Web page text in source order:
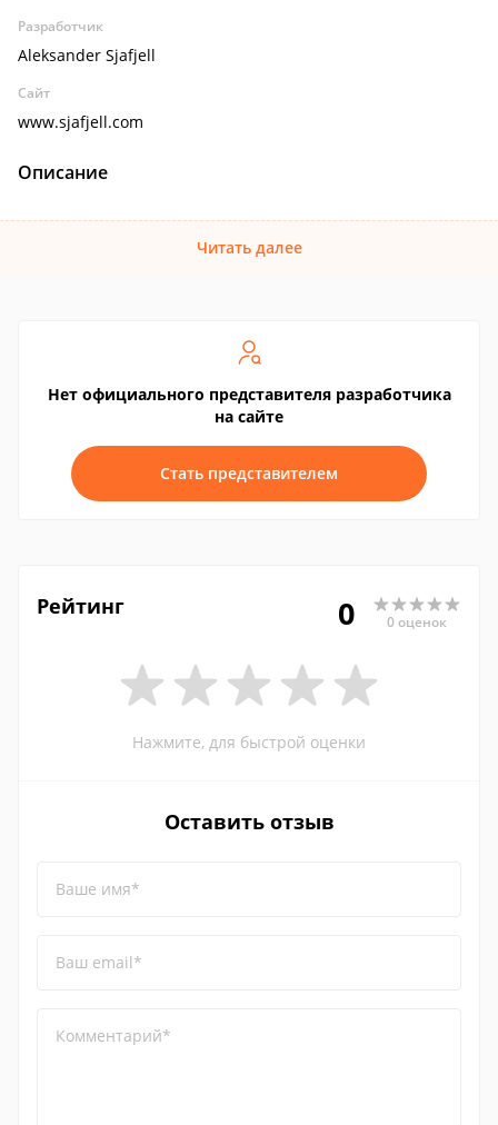
Разработчик
Aleksander Sjafjell
Сайт
www.sjafjell.com
Описание
Читать далее
Нет официального представителя разработчика
на сайте
Стать представителем
Рейтинг 0 0 оценок
Нажмите, для быстрой оценки
Оставить отзыв
Ваше имя*
Ваш email*
Комментарий*